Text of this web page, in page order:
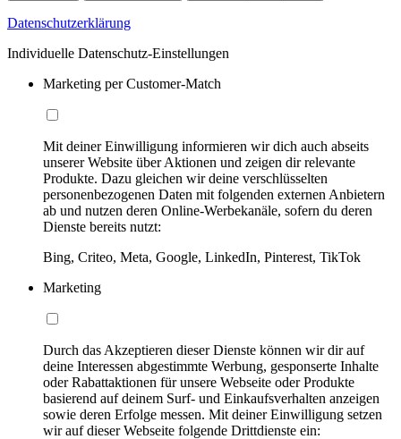
Datenschutzerklärung
Individuelle Datenschutz-Einstellungen
Marketing per Customer-Match
Mit deiner Einwilligung informieren wir dich auch abseits
unserer Website über Aktionen und zeigen dir relevante
Produkte. Dazu gleichen wir deine verschlüsselten
personenbezogenen Daten mit folgenden externen Anbietern
ab und nutzen deren Online-Werbekanäle, sofern du deren
Dienste bereits nutzt:
Bing, Criteo, Meta, Google, LinkedIn, Pinterest, TikTok
Marketing
Durch das Akzeptieren dieser Dienste können wir dir auf
deine Interessen abgestimmte Werbung, gesponserte Inhalte
oder Rabattaktionen für unsere Webseite oder Produkte
basierend auf deinem Surf- und Einkaufsverhalten anzeigen
sowie deren Erfolge messen. Mit deiner Einwilligung setzen
wir auf dieser Webseite folgende Drittdienste ein: